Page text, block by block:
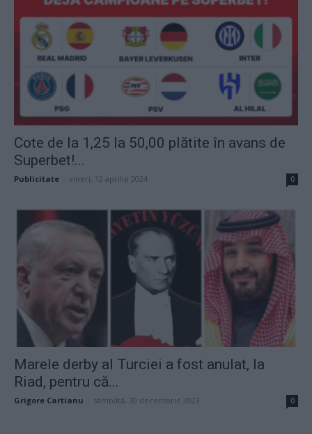
Cote de la 1,25 la 50,00 plătite în avans de
Superbet!...
Publicitate vineri, 12 aprilie 2024 0
Marele derby al Turciei a fost anulat, la
Riad, pentru că...
Grigore Cartianu sâmbătă, 30 decembrie 2023 0